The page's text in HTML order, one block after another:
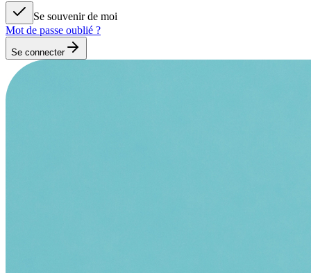
Se souvenir de moi
Mot de passe oublié ?
Se connecter